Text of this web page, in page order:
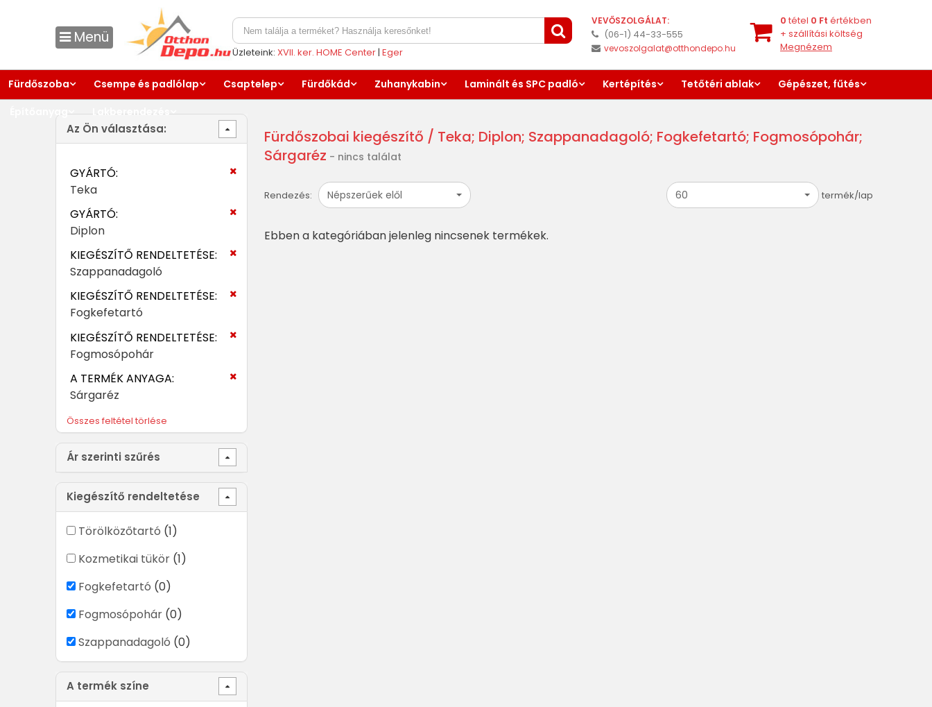
Menü
Üzleteink: XVII. ker. HOME Center| Eger
VEVŐSZOLGÁLAT:
(06-1) 44-33-555
vevoszolgalat@otthondepo.hu
0 tétel 0 Ft értékben
+ szállítási költség
Megnézem
Fürdőszoba Csempe és padlólap Csaptelep Fürdőkád Zuhanykabin Laminált és SPC padló Kertépítés Tetőtéri ablak
Gépészet, fűtés
Építőanyag
Lakberendezés
Fürdőszobai kiegészítő / Teka; Diplon; Szappanadagoló; Fogkefetartó; Fogmosópohár;
Sárgaréz - nincs találat
Rendezés: Népszerűek elől 60 termék/lap
Ebben a kategóriában jelenleg nincsenek termékek.
Az Ön választása:
GYÁRTÓ:
Teka
GYÁRTÓ:
Diplon
KIEGÉSZÍTŐ RENDELTETÉSE:
Szappanadagoló
KIEGÉSZÍTŐ RENDELTETÉSE:
Fogkefetartó
KIEGÉSZÍTŐ RENDELTETÉSE:
Fogmosópohár
A TERMÉK ANYAGA:
Sárgaréz
Összes feltétel törlése
Ár szerinti szűrés
Kiegészítő rendeltetése
Törölközőtartó (1)
Kozmetikai tükör (1)
Fogkefetartó (0)
Fogmosópohár (0)
Szappanadagoló (0)
A termék színe